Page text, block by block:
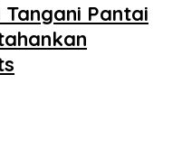
Pantai